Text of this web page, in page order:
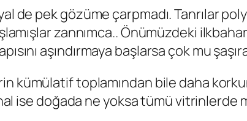
de pek gözüme çarpmadı. Tanrılar
zannımca.. Önümüzdeki
aşındırmaya başlarsa çok mu
kümülatif toplamından bile daha
ise doğada ne yoksa tümü vitrinlerde